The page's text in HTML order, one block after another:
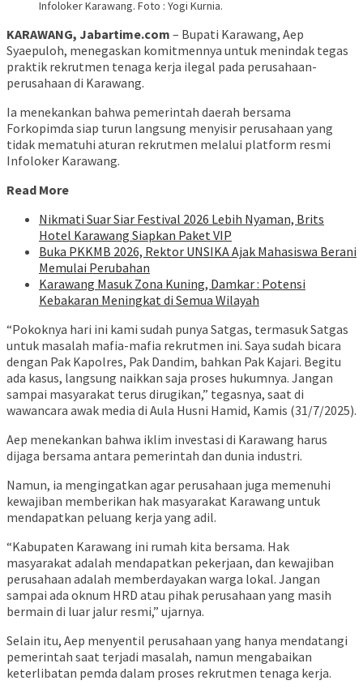
Infoloker Karawang. Foto : Yogi Kurnia.
KARAWANG, Jabartime.com – Bupati Karawang, Aep
Syaepuloh, menegaskan komitmennya untuk menindak tegas
praktik rekrutmen tenaga kerja ilegal pada perusahaan-
perusahaan di Karawang.
Ia menekankan bahwa pemerintah daerah bersama
Forkopimda siap turun langsung menyisir perusahaan yang
tidak mematuhi aturan rekrutmen melalui platform resmi
Infoloker Karawang.
Read More
Nikmati Suar Siar Festival 2026 Lebih Nyaman, Brits
Hotel Karawang Siapkan Paket VIP
Buka PKKMB 2026, Rektor UNSIKA Ajak Mahasiswa Berani
Memulai Perubahan
Karawang Masuk Zona Kuning, Damkar : Potensi
Kebakaran Meningkat di Semua Wilayah
“Pokoknya hari ini kami sudah punya Satgas, termasuk Satgas
untuk masalah mafia-mafia rekrutmen ini. Saya sudah bicara
dengan Pak Kapolres, Pak Dandim, bahkan Pak Kajari. Begitu
ada kasus, langsung naikkan saja proses hukumnya. Jangan
sampai masyarakat terus dirugikan,” tegasnya, saat di
wawancara awak media di Aula Husni Hamid, Kamis (31/7/2025).
Aep menekankan bahwa iklim investasi di Karawang harus
dijaga bersama antara pemerintah dan dunia industri.
Namun, ia mengingatkan agar perusahaan juga memenuhi
kewajiban memberikan hak masyarakat Karawang untuk
mendapatkan peluang kerja yang adil.
“Kabupaten Karawang ini rumah kita bersama. Hak
masyarakat adalah mendapatkan pekerjaan, dan kewajiban
perusahaan adalah memberdayakan warga lokal. Jangan
sampai ada oknum HRD atau pihak perusahaan yang masih
bermain di luar jalur resmi,” ujarnya.
Selain itu, Aep menyentil perusahaan yang hanya mendatangi
pemerintah saat terjadi masalah, namun mengabaikan
keterlibatan pemda dalam proses rekrutmen tenaga kerja.